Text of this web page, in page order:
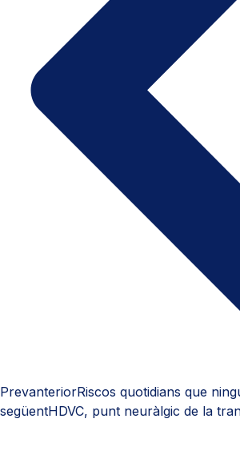
PrevanteriorRiscos quotidians que
següentHDVC, punt neuràlgic de la